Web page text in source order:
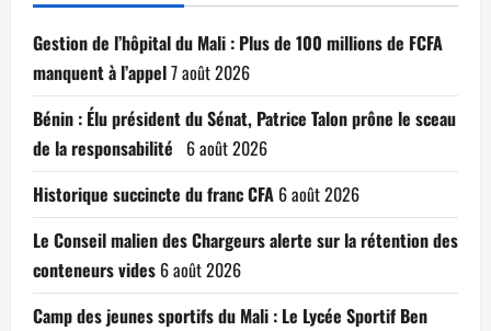
Gestion de l’hôpital du Mali : Plus de 100 millions de FCFA
manquent à l’appel7 août 2026
Bénin : Élu président du Sénat, Patrice Talon prône le sceau
de la responsabilité 6 août 2026
Historique succincte du franc CFA 6 août 2026
Le Conseil malien des Chargeurs alerte sur la rétention des
conteneurs vides 6 août 2026
Camp des jeunes sportifs du Mali : Le Lycée Sportif Ben